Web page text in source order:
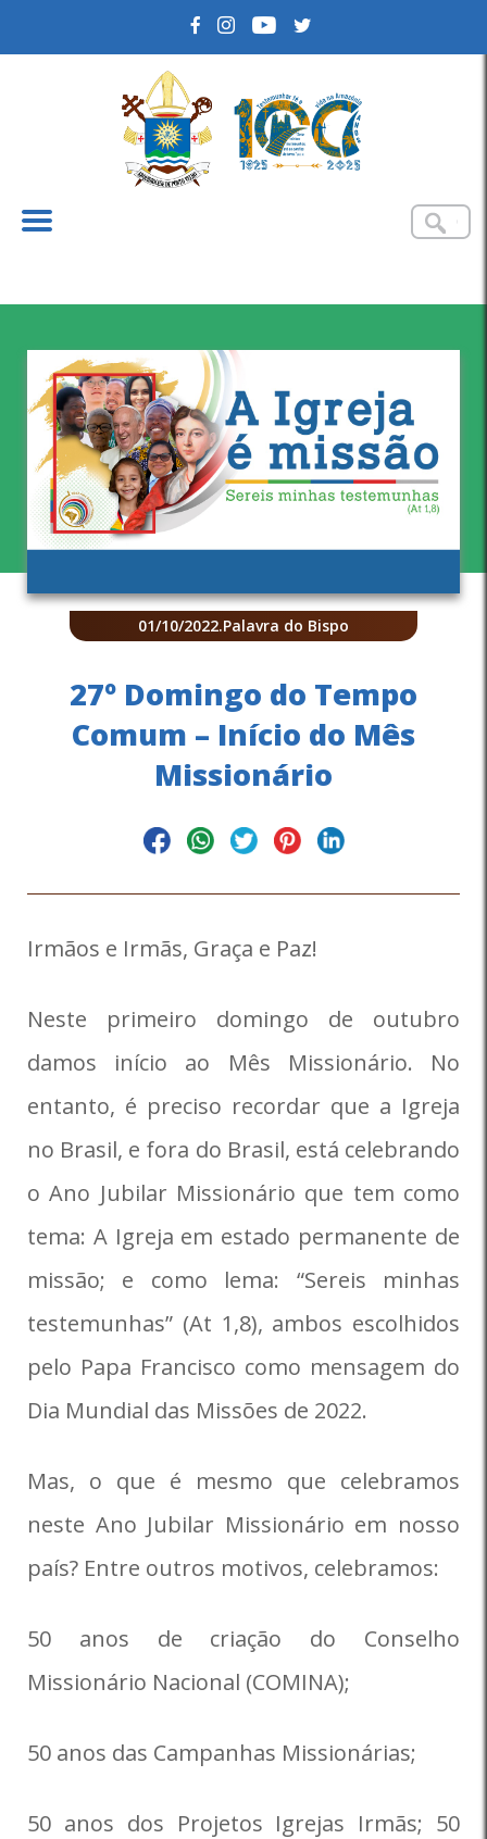
01/10/2022.Palavra do Bispo
27º Domingo do Tempo
Comum – Início do Mês
Missionário
Irmãos e Irmãs, Graça e Paz!
Neste primeiro domingo de outubro
damos início ao Mês Missionário. No
entanto, é preciso recordar que a Igreja
no Brasil, e fora do Brasil, está celebrando
o Ano Jubilar Missionário que tem como
tema: A Igreja em estado permanente de
missão; e como lema: “Sereis minhas
testemunhas” (At 1,8), ambos escolhidos
pelo Papa Francisco como mensagem do
Dia Mundial das Missões de 2022.
Mas, o que é mesmo que celebramos
neste Ano Jubilar Missionário em nosso
país? Entre outros motivos, celebramos:
50 anos de criação do Conselho
Missionário Nacional (COMINA);
50 anos das Campanhas Missionárias;
50 anos dos Projetos Igrejas Irmãs; 50